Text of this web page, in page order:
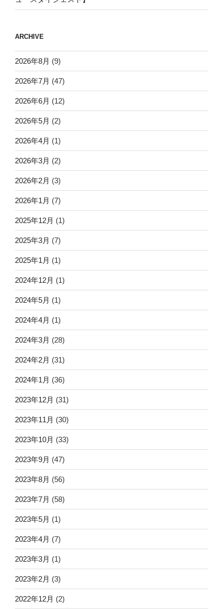
ARCHIVE
2026年8月 (9)
2026年7月 (47)
2026年6月 (12)
2026年5月 (2)
2026年4月 (1)
2026年3月 (2)
2026年2月 (3)
2026年1月 (7)
2025年12月 (1)
2025年3月 (7)
2025年1月 (1)
2024年12月 (1)
2024年5月 (1)
2024年4月 (1)
2024年3月 (28)
2024年2月 (31)
2024年1月 (36)
2023年12月 (31)
2023年11月 (30)
2023年10月 (33)
2023年9月 (47)
2023年8月 (56)
2023年7月 (58)
2023年5月 (1)
2023年4月 (7)
2023年3月 (1)
2023年2月 (3)
2022年12月 (2)